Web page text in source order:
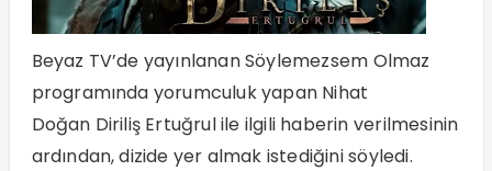
Beyaz TV’de yayınlanan Söylemezsem Olmaz
programında yorumculuk yapan Nihat
Doğan Diriliş Ertuğrul ile ilgili haberin verilmesinin
ardından, dizide yer almak istediğini söyledi.